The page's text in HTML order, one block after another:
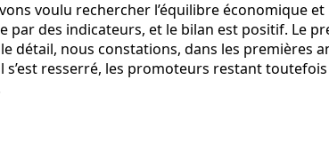
voulu rechercher l’équilibre économique
des indicateurs, et le bilan est positif. Le
détail, nous constations, dans les
s’est resserré, les promoteurs restant